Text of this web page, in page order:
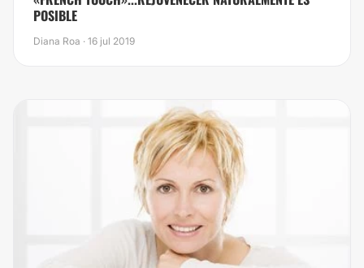
POSIBLE
Diana Roa · 16 jul 2019